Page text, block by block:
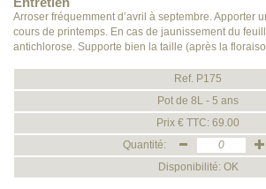
Arroser fréquemment d’avril à septembre. Apporter
cours de printemps. En cas de jaunissement du
antichlorose. Supporte bien la taille (après la
Ref. P175
Pot de 8L - 5 ans
Prix € TTC: 69.00
Quantité:
Disponibilité: OK